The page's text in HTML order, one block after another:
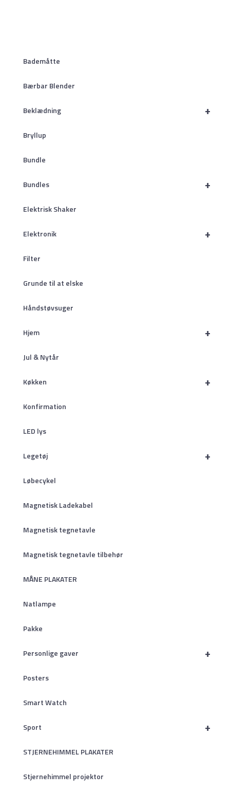
Bademåtte
Bærbar Blender
+
Beklædning
Bryllup
Bundle
+
Bundles
Elektrisk Shaker
+
Elektronik
Filter
Grunde til at elske
Håndstøvsuger
+
Hjem
Jul & Nytår
+
Køkken
Konfirmation
LED lys
+
Legetøj
Løbecykel
Magnetisk Ladekabel
Magnetisk tegnetavle
Magnetisk tegnetavle tilbehør
MÅNE PLAKATER
Natlampe
Pakke
+
Personlige gaver
Posters
Smart Watch
+
Sport
STJERNEHIMMEL PLAKATER
Stjernehimmel projektor